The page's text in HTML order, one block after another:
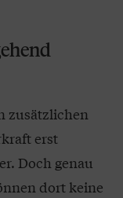
zusätzlichen
erst
Doch genau
dort keine